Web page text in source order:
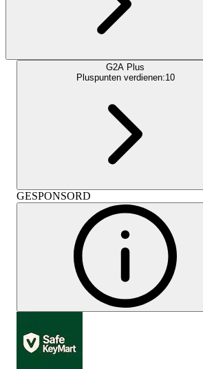
G2A Plus
Pluspunten verdienen:10
GESPONSORD